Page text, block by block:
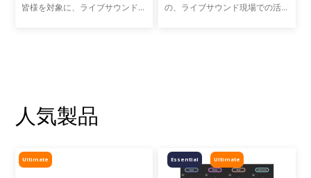
皆様を対象に、ライブサウンドの
の、ライブサウンド現場での活用
人気製品
Ultimate Ultimate
Essential